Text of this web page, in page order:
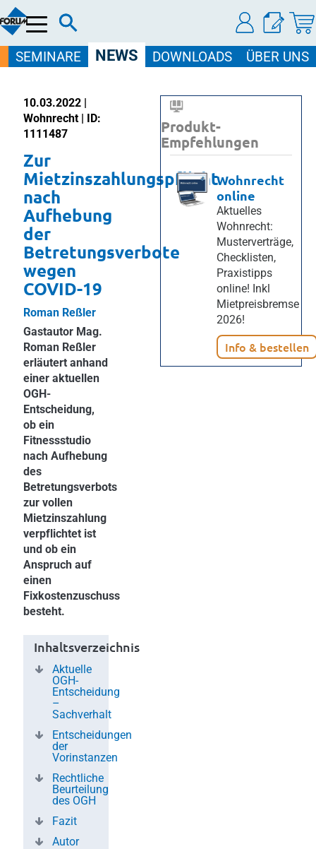
Menü
SEMINARE NEWS DOWNLOADS ÜBER UNS
10.03.2022 |
Wohnrecht | ID:
1111487
Zur
Mietzinszahlungspflicht
nach
Aufhebung
der
Betretungsverbote
wegen
COVID-19
Roman Reßler
Gastautor Mag.
Roman Reßler
erläutert anhand
einer aktuellen
OGH-
Entscheidung,
ob ein
Fitnessstudio
nach Aufhebung
des
Betretungsverbots
zur vollen
Mietzinszahlung
verpflichtet ist
und ob ein
Anspruch auf
einen
Fixkostenzuschuss
besteht.
Inhaltsverzeichnis
Aktuelle
OGH-
Entscheidung
–
Sachverhalt
Entscheidungen
der
Vorinstanzen
Rechtliche
Beurteilung
des OGH
Fazit
Autor
Produkt-
Empfehlungen
Wohnrecht
online
Aktuelles
Wohnrecht:
Musterverträge,
Checklisten,
Praxistipps
online! Inkl
Mietpreisbremse
2026!
Info & bestellen